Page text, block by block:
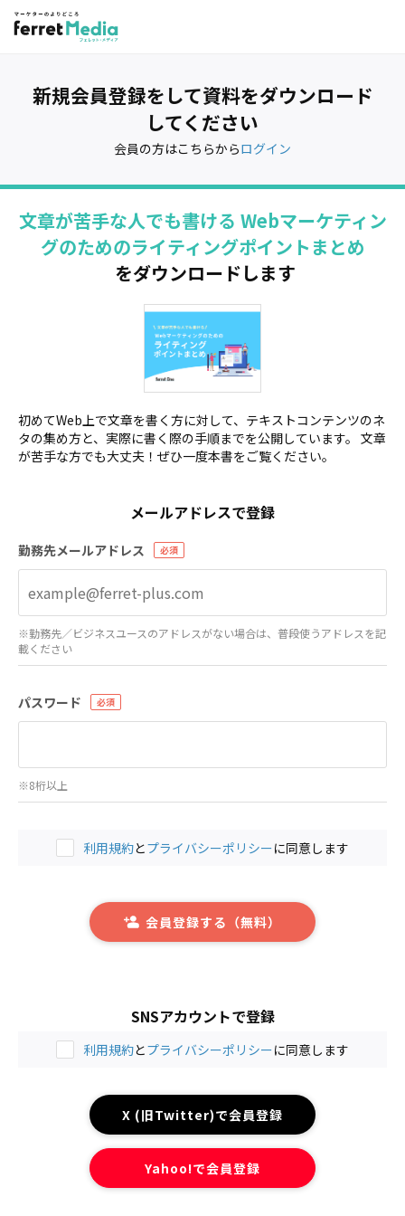
新規会員登録をして資料をダウンロード
してください
会員の方はこちらからログイン
文章が苦手な人でも書ける Webマーケティン
グのためのライティングポイントまとめ
をダウンロードします
初めてWeb上で文章を書く方に対して、テキストコンテンツのネ
タの集め方と、実際に書く際の手順までを公開しています。 文章
が苦手な方でも大丈夫！ぜひ一度本書をご覧ください。
SNSアカウントで登録
利用規約とプライバシーポリシーに同意します
X (旧Twitter)で会員登録
Yahoo!で会員登録
メールアドレスで登録
勤務先メールアドレス
※勤務先／ビジネスユースのアドレスがない場合は、普段使うアドレスを記
載ください
パスワード
※8桁以上
利用規約とプライバシーポリシーに同意します
会員登録する（無料）